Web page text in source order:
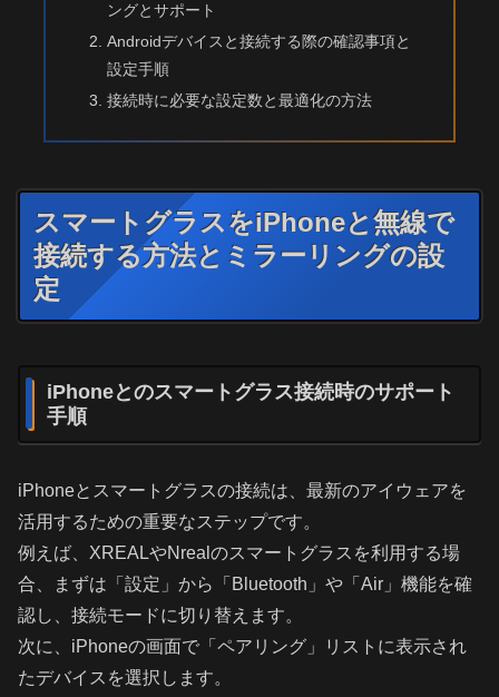
ングとサポート
Androidデバイスと接続する際の確認事項と
設定手順
接続時に必要な設定数と最適化の方法
スマートグラスをiPhoneと無線で
接続する方法とミラーリングの設
定
iPhoneとのスマートグラス接続時のサポート
手順
iPhoneとスマートグラスの接続は、最新のアイウェアを
活用するための重要なステップです。
例えば、XREALやNrealのスマートグラスを利用する場
合、まずは「設定」から「Bluetooth」や「Air」機能を確
認し、接続モードに切り替えます。
次に、iPhoneの画面で「ペアリング」リストに表示され
たデバイスを選択します。